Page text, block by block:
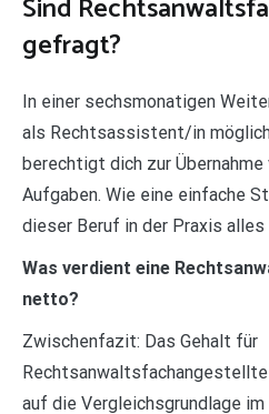
Sind
gefragt?
In einer sechsmonatigen
als Rechtsassistent/in
berechtigt dich zur
Aufgaben. Wie eine einfache
dieser Beruf in der Praxis
Was verdient eine
netto?
Zwischenfazit: Das Gehalt für
Rechtsanwaltsfachangestellte
auf die Vergleichsgrundlage